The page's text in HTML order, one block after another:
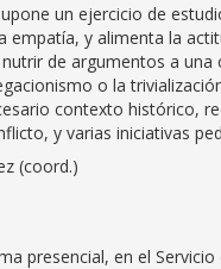
un ejercicio de
empatía, y alimenta la
de argumentos a
o la
contexto histórico,
y varias iniciativas
(coord.)
presencial, en el